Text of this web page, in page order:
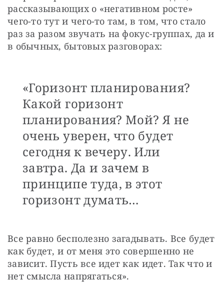
рассказывающих о «негативном росте»
чего-то тут и чего-то там, в том, что стало
раз за разом звучать на фокус-группах, да и
в обычных, бытовых разговорах:
«Горизонт планирования?
Какой горизонт
планирования? Мой? Я не
очень уверен, что будет
сегодня к вечеру. Или
завтра. Да и зачем в
принципе туда, в этот
горизонт думать…
Все равно бесполезно загадывать. Все будет
как будет, и от меня это совершенно не
зависит. Пусть все идет как идет. Так что и
нет смысла напрягаться».